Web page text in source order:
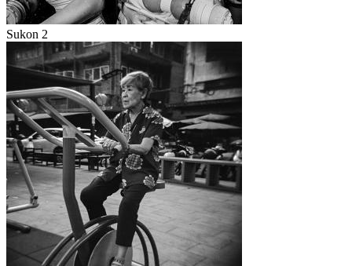
Sukon 2